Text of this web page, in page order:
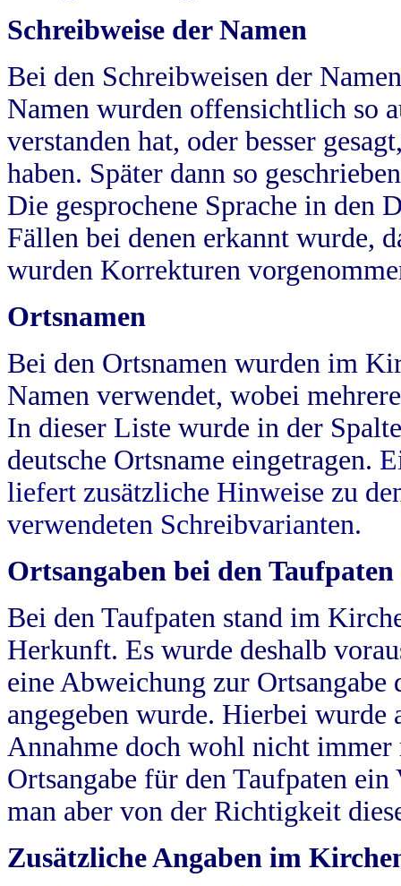
Schreibweise der Namen
Bei den Schreibweisen der
Namen wurden offensichtlich so
verstanden hat, oder besser
haben. Später dann so
Die gesprochene Sprache in
Fällen bei denen erkannt wurde,
wurden Korrekturen
Ortsnamen
Bei den Ortsnamen wurden im
Namen verwendet, wobei
In dieser Liste wurde in der
deutsche Ortsname eingetragen.
liefert zusätzliche Hinweise zu
verwendeten Schreibvarianten.
Ortsangaben bei den Taufpaten
Bei den Taufpaten stand im
Herkunft. Es wurde deshalb
eine Abweichung zur
angegeben wurde. Hierbei wurde
Annahme doch wohl nicht
Ortsangabe für den Taufpaten
man aber von der Richtigkeit
Zusätzliche Angaben im